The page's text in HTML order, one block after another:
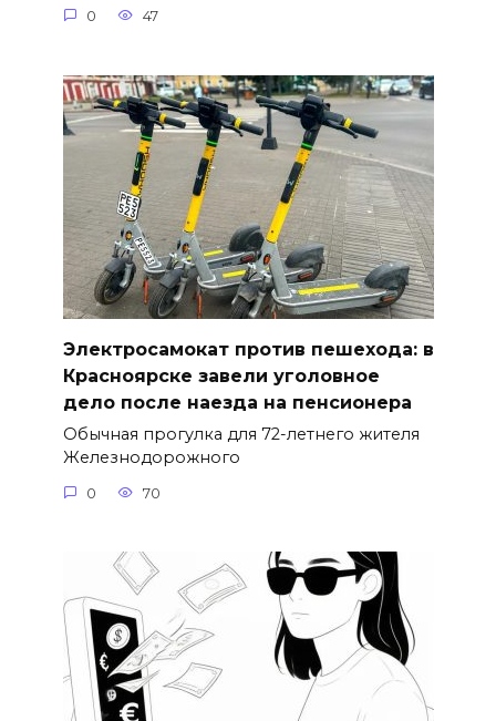
0 47
Электросамокат против пешехода: в
Красноярске завели уголовное
дело после наезда на пенсионера
Обычная прогулка для 72-летнего жителя
Железнодорожного
0 70